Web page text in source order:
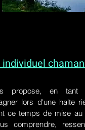
individuel
propose, en tant
lors d'une halte
ce temps de mise
comprendre,